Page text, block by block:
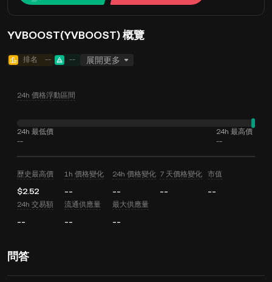
YVBOOST(YVBOOST) 概覽
排名 -- -- 展開更多
24h 價格浮動區間
24h 最低價
--
24h 最高價
--
歷史最高價
$2.52
1h 價格變化
--
24h 價格變化
--
7 天價格變化
--
市值
--
24h 交易額
--
流通供應量
--
最大供應量
--
問答